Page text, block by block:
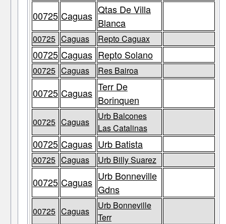
00725 Caguas Qtas De Villa
Blanca
00725 Caguas Repto Caguax
00725 Caguas Repto Solano
00725 Caguas Res Bairoa
00725 Caguas Terr De
Borinquen
00725 Caguas
Urb Balcones
Las Catalinas
00725 Caguas Urb Batista
00725 Caguas Urb Billy Suarez
00725 Caguas Urb Bonneville
Gdns
00725 Caguas
Urb Bonneville
Terr